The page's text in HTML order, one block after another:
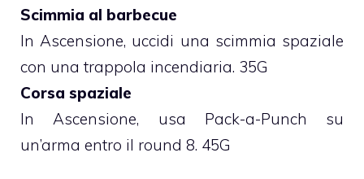
Scimmia al barbecue
In Ascensione, uccidi una scimmia spaziale
con una trappola incendiaria. 35G
Corsa spaziale
In Ascensione, usa Pack-a-Punch su
un’arma entro il round 8. 45G